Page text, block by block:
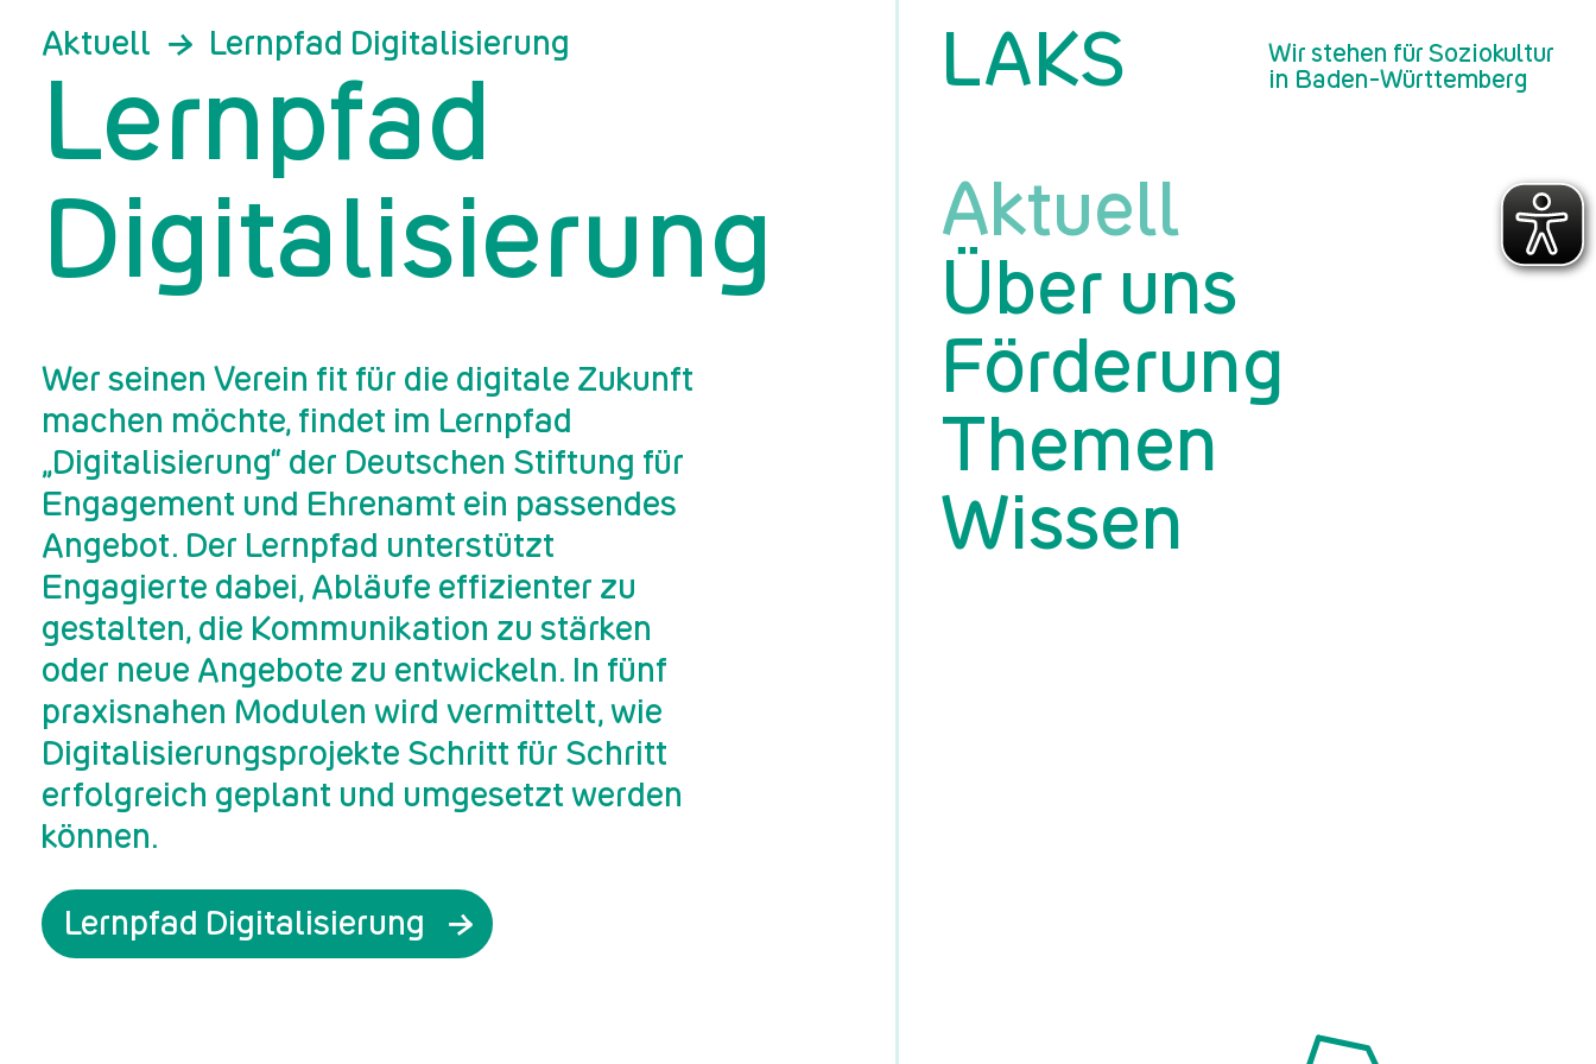
Aktuell Lernpfad Digitalisierung
Lernpfad
Digitalisierung
Wer seinen Verein fit für die digitale Zukunft
machen möchte, findet im Lernpfad
„Digitalisierung“ der Deutschen Stiftung für
Engagement und Ehrenamt ein passendes
Angebot. Der Lernpfad unterstützt
Engagierte dabei, Abläufe effizienter zu
gestalten, die Kommunikation zu stärken
oder neue Angebote zu entwickeln. In fünf
praxisnahen Modulen wird vermittelt, wie
Digitalisierungsprojekte Schritt für Schritt
erfolgreich geplant und umgesetzt werden
können.
Lernpfad Digitalisierung
LAKS
Wir stehen für Soziokultur
in Baden-Württemberg
Aktuell
Über uns
Förderung
Themen
Wissen